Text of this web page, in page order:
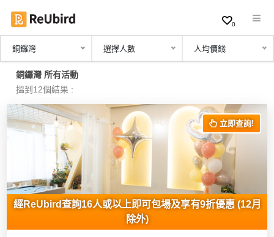
繁
中
EN
註
冊
0
銅鑼灣 選擇人數 人均價錢
銅鑼灣 所有活動
搵到12個結果 :
立即查詢!
經ReUbird查詢16人或以上即可包場及享有9折優惠 (12月
除外)